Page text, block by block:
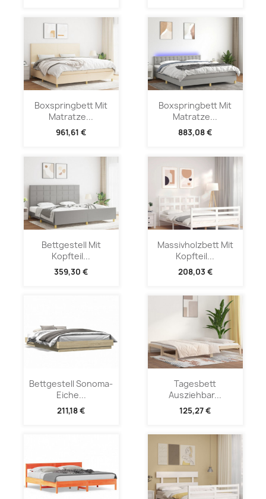
Boxspringbett Mit
Matratze...
961,61 €
Boxspringbett Mit
Matratze...
883,08 €
Bettgestell Mit
Kopfteil...
359,30 €
Massivholzbett Mit
Kopfteil...
208,03 €
Bettgestell Sonoma-
Eiche...
211,18 €
Tagesbett
Ausziehbar...
125,27 €